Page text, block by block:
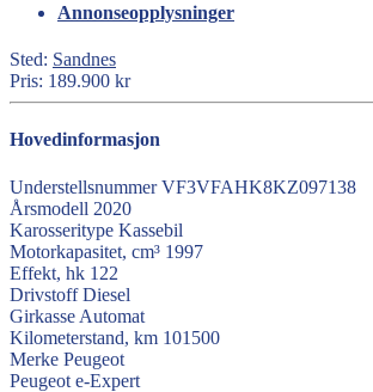
Annonseopplysninger
Sted: Sandnes
Pris: 189.900 kr
Hovedinformasjon
Understellsnummer VF3VFAHK8KZ097138
Årsmodell 2020
Karosseritype Kassebil
Motorkapasitet, cm³ 1997
Effekt, hk 122
Drivstoff Diesel
Girkasse Automat
Kilometerstand, km 101500
Merke Peugeot
Peugeot e-Expert